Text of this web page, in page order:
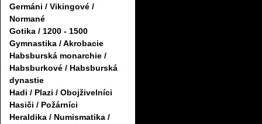
Germáni / Vikingové /
Normané
Gotika / 1200 - 1500
Gymnastika / Akrobacie
Habsburská monarchie /
Habsburkové / Habsburská
dynastie
Hadi / Plazi / Obojživelníci
Hasiči / Požárníci
Heraldika / Numismatika /